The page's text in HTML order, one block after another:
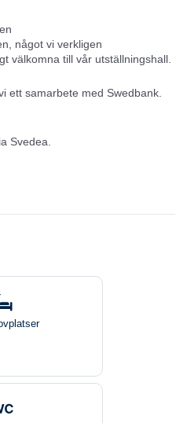
något vi verkligen
välkomna till vår utställningshall.
ett samarbete med Swedbank.
Svedea.